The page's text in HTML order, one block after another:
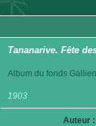
Tananarive. Fête
Album du fonds
1903
Auteur :